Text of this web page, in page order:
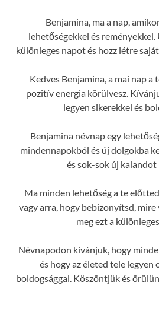
Benjamina, ma a nap,
lehetőségekkel és reményekkel.
különleges napot és hozz létre
Kedves Benjamina, a mai nap a
pozitív energia körülvesz.
legyen sikerekkel és
Benjamina névnap egy
mindennapokból és új dolgokba
és sok-sok új
Ma minden lehetőség a te
vagy arra, hogy bebizonyítsd, mire
meg ezt a
Névnapodon kívánjuk, hogy
és hogy az életed tele legyen
boldogsággal. Köszöntjük és